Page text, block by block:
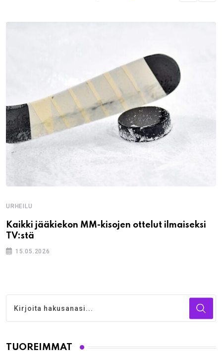
URHEILU
Kaikki jääkiekon MM-kisojen ottelut ilmaiseksi
TV:stä
15.05.2026
TUOREIMMAT